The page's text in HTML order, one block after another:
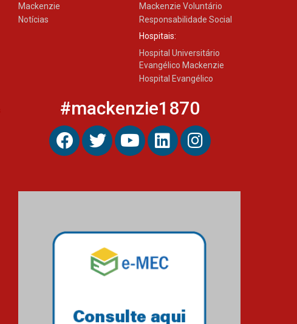
Mackenzie
Notícias
Mackenzie Voluntário
Responsabilidade Social
Hospitais:
Hospital Universitário
Evangélico Mackenzie
Hospital Evangélico
#mackenzie1870